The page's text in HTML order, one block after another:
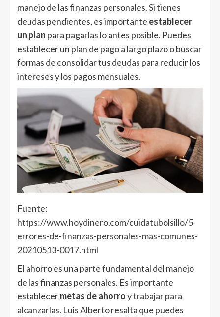
manejo de las finanzas personales. Si tienes
deudas pendientes, es importante establecer
un plan para pagarlas lo antes posible. Puedes
establecer un plan de pago a largo plazo o buscar
formas de consolidar tus deudas para reducir los
intereses y los pagos mensuales.
Fuente:
https://www.hoydinero.com/cuidatubolsillo/5-
errores-de-finanzas-personales-mas-comunes-
20210513-0017.html
El ahorro es una parte fundamental del manejo
de las finanzas personales. Es importante
establecermetas de ahorroytrabajar para
alcanzarlas. Luis Alberto resalta que puedes